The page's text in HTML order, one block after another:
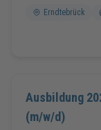
Erndtebrück
Ausbildung
(m/w/d)